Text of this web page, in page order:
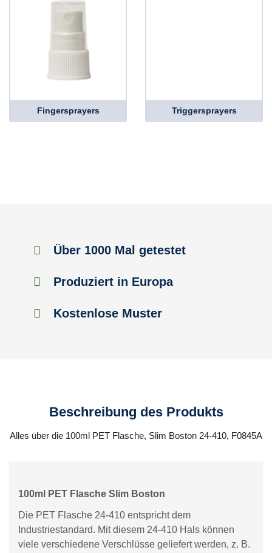
Fingersprayers Triggersprayers
Über 1000 Mal getestet
Produziert in Europa
Kostenlose Muster
Beschreibung des Produkts
Alles über die 100ml PET Flasche, Slim Boston 24-410, F0845A
100ml PET Flasche Slim Boston
Die PET Flasche 24-410 entspricht dem
Industriestandard. Mit diesem 24-410 Hals können
viele verschiedene Verschlüsse geliefert werden, z. B.